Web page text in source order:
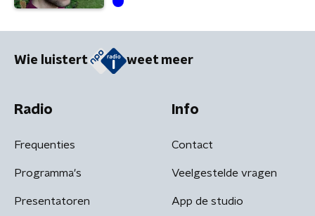
Wie luistert weet meer
Radio
Frequenties
Programma's
Presentatoren
Info
Contact
Veelgestelde vragen
App de studio